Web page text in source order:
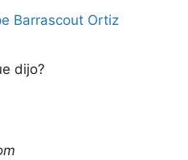
Barrascout Ortiz
dijo?